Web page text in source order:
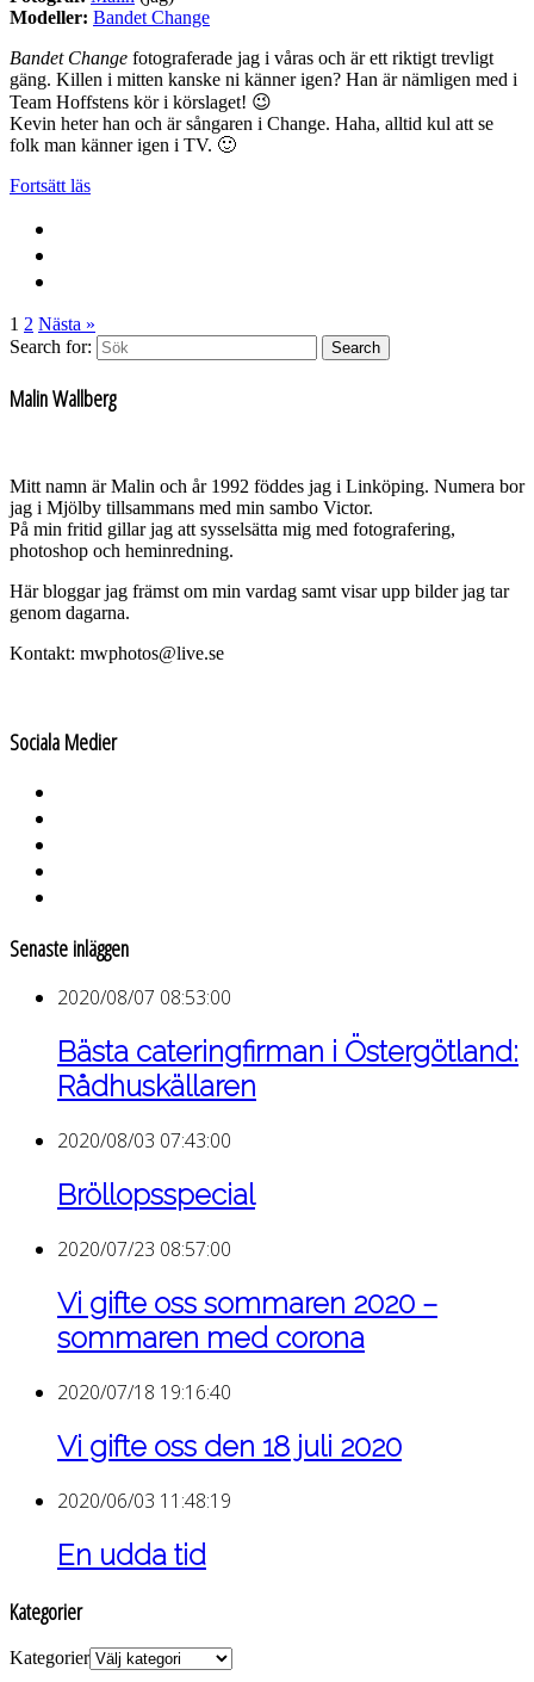
Modeller: Bandet Change
Bandet Change fotograferade jag i våras och är ett riktigt trevligt
gäng. Killen i mitten kanske ni känner igen? Han är nämligen med i
Team Hoffstens kör i körslaget! 😉
Kevin heter han och är sångaren i Change. Haha, alltid kul att se
folk man känner igen i TV. 🙂
Fortsätt läs
1 2 Nästa »
Search for:
Search
Malin Wallberg
Mitt namn är Malin och år 1992 föddes jag i Linköping. Numera bor
jag i Mjölby tillsammans med min sambo Victor.
På min fritid gillar jag att sysselsätta mig med fotografering,
photoshop och heminredning.
Här bloggar jag främst om min vardag samt visar upp bilder jag tar
genom dagarna.
Kontakt: mwphotos@live.se
Sociala Medier
Senaste inläggen
2020/08/07 08:53:00
Bästa cateringfirman i Östergötland:
Rådhuskällaren
2020/08/03 07:43:00
Bröllopsspecial
2020/07/23 08:57:00
Vi gifte oss sommaren 2020 –
sommaren med corona
2020/07/18 19:16:40
Vi gifte oss den 18 juli 2020
2020/06/03 11:48:19
En udda tid
Kategorier
Kategorier